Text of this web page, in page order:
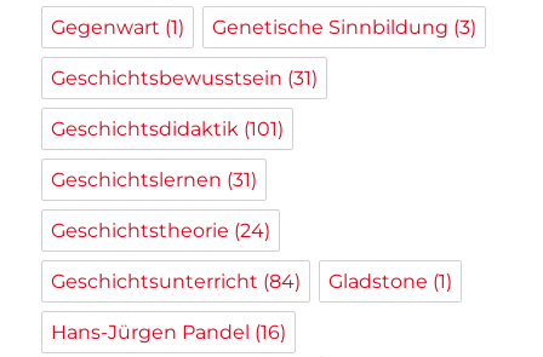
Gegenwart (1) Genetische Sinnbildung (3)
Geschichtsbewusstsein (31)
Geschichtsdidaktik (101)
Geschichtslernen (31)
Geschichtstheorie (24)
Geschichtsunterricht (84) Gladstone (1)
Hans-Jürgen Pandel (16)